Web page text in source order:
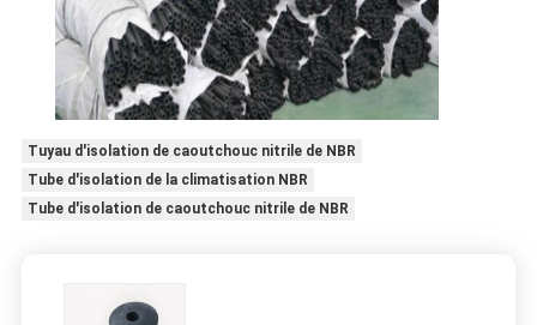
Tuyau d'isolation de caoutchouc nitrile de NBR
Tube d'isolation de la climatisation NBR
Tube d'isolation de caoutchouc nitrile de NBR